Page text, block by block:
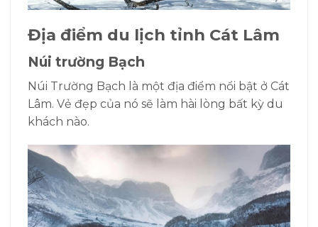
Địa điểm du lịch tỉnh Cát Lâm
Núi trường Bạch
Núi Trường Bạch là một địa điểm nổi bật ở Cát
Lâm. Vẻ đẹp của nó sẽ làm hài lòng bất kỳ du
khách nào.